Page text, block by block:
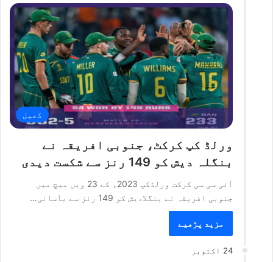
کھیل
ورلڈ کپ کرکٹ، جنوبی افریقہ نے
بنگلہ دیش کو 149 رنز سے شکست دیدی
آئی سی سی کرکٹ ورلڈکپ 2023ء کے 23 ویں میچ میں
جنوبی افریقہ نے بنگلادیش کو 149 رنز سے بآسانی…
مزید پڑھیے
24 اکتوبر